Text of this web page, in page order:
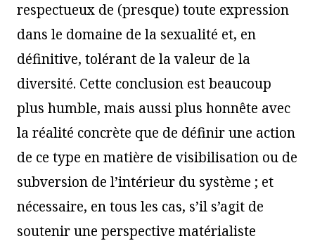
respectueux de (presque) toute expression
dans le domaine de la sexualité et, en
définitive, tolérant de la valeur de la
diversité. Cette conclusion est beaucoup
plus humble, mais aussi plus honnête avec
la réalité concrète que de définir une action
de ce type en matière de visibilisation ou de
subversion de l’intérieur du système ; et
nécessaire, en tous les cas, s’il s’agit de
soutenir une perspective matérialiste